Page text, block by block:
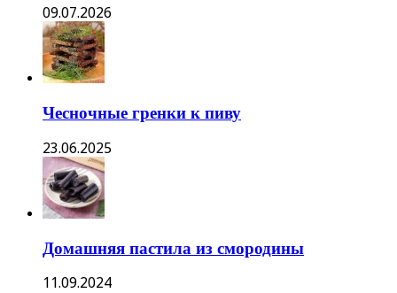
09.07.2026
Чесночные гренки к пиву
23.06.2025
Домашняя пастила из смородины
11.09.2024